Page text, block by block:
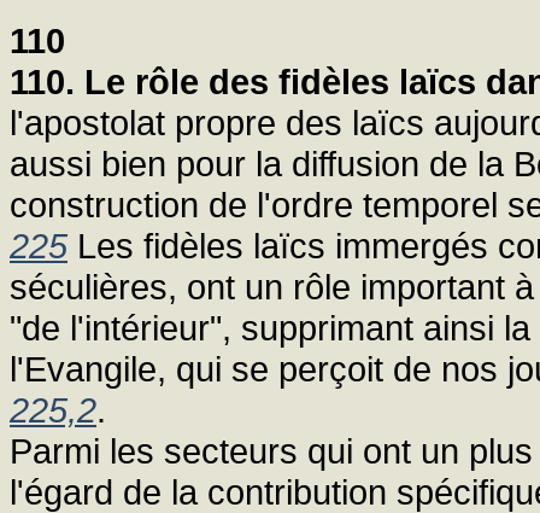
110
110. Le rôle des fidèles laïcs
l'apostolat propre des laïcs
aussi bien pour la diffusion de la
construction de l'ordre temporel
225 Les fidèles laïcs immergés
séculières, ont un rôle important
"de l'intérieur", supprimant ainsi
l'Evangile, qui se perçoit de nos
225,2.
Parmi les secteurs qui ont un
l'égard de la contribution